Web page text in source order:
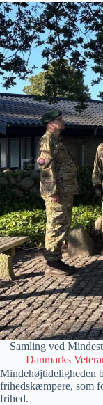
Samling ved
Danmarks
Mindehøjtideligheden
frihedskæmpere, som
frihed.